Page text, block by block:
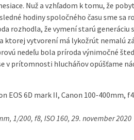
Nuž a vzhľadom k tomu, že
hodiny spoločného času sme
rozhodla, že vymení starú
vytvorení má lykožrút nemalú
nedeľu bola príroda výnimočné
prítomnosti hlucháňov opúšťame
1/200, f8, ISO 160, 29. november 2020